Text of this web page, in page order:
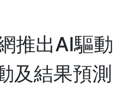
推出AI驅動
及結果預測